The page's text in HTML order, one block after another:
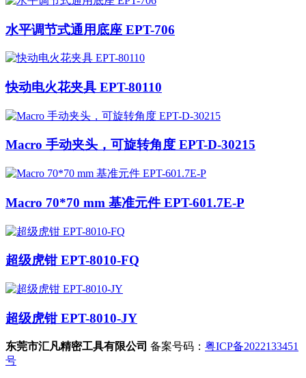
水平调节式通用底座 EPT-706
快动电火花夹具 EPT-80110
Macro 手动夹头，可旋转角度 EPT-D-30215
Macro 70*70 mm 基准元件 EPT-601.7E-P
超级虎钳 EPT-8010-FQ
超级虎钳 EPT-8010-JY
东莞市汇凡精密工具有限公司 备案号码： 粤ICP备2022133451
号